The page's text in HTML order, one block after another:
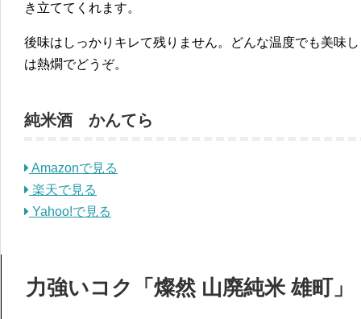
き立ててくれます。
後味はしっかりキレて残りません。どんな温度でも美味
は熱燗でどうぞ。
純米酒 かんてら
Amazonで見る
楽天で見る
Yahoo!で見る
力強いコク「燦然 山廃純米 雄町」